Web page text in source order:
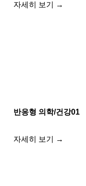
자세히 보기 →
반응형 의학/건강01
자세히 보기 →